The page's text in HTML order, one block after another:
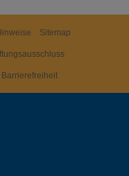
Sitemap